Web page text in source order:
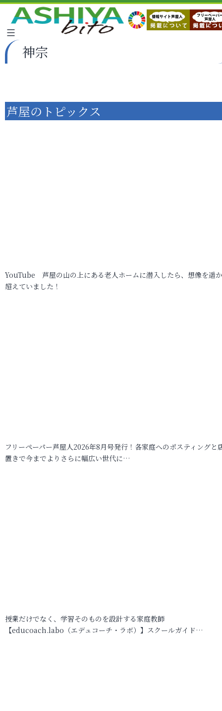
神宗
芦屋のトピックス
YouTube 芦屋の山の上にある老人ホームに潜入したら、想像を遥
超えていました！
フリーペーパー芦屋人2026年8月号発行！各家庭へのポスティングと
置きで今までよりさらに幅広い世代に…
授業だけでなく、学習そのものを設計する家庭教師
【educoach.labo（エデュコーチ・ラボ）】スクールガイド…